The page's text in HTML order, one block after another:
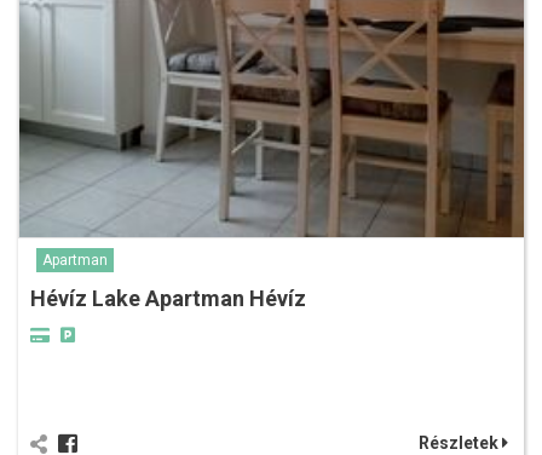
Apartman
Hévíz Lake Apartman Hévíz
Részletek